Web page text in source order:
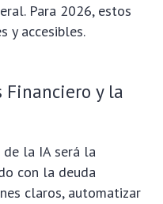
Para 2026, estos
y accesibles.
Financiero y la
la IA será la
con la deuda
claros, automatizar